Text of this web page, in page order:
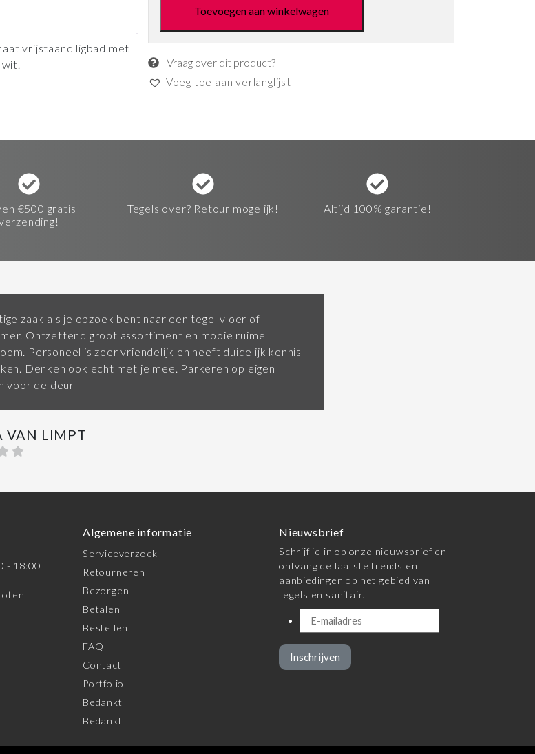
vrijstaand ligbad met
Toevoegen aan winkelwagen
Vraag over dit product?
Voeg toe aan verlanglijst
€500 gratis
Tegels over? Retour mogelijk! Altijd 100% garantie!
zaak als je opzoek bent naar een tegel vloer of
Ontzettend groot assortiment en mooie ruime
Personeel is zeer vriendelijk en heeft duidelijk kennis
Denken ook echt met je mee. Parkeren op eigen
voor de deur
VAN LIMPT
- 18:00
Algemene informatie
Serviceverzoek
Retourneren
Bezorgen
Betalen
Bestellen
FAQ
Contact
Portfolio
Bedankt
Bedankt
Nieuwsbrief
Schrijf je in op onze nieuwsbrief en
ontvang de laatste trends en
aanbiedingen op het gebied van
tegels en sanitair.
Inschrijven